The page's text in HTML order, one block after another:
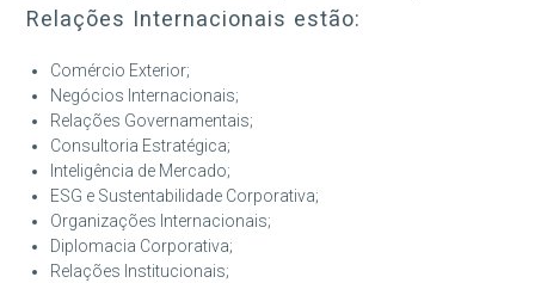
Relações Internacionais estão:
Comércio Exterior;
Negócios Internacionais;
Relações Governamentais;
Consultoria Estratégica;
Inteligência de Mercado;
ESG e Sustentabilidade Corporativa;
Organizações Internacionais;
Diplomacia Corporativa;
Relações Institucionais;